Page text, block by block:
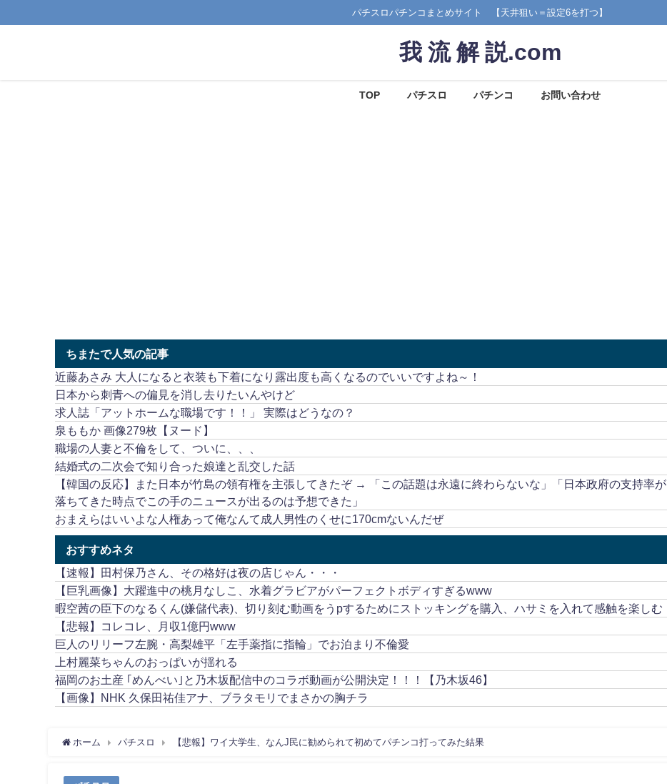
パチスロパチンコまとめサイト 【天井狙い＝設定6を打つ】
我 流 解 説.com
TOP パチスロ パチンコ お問い合わせ
ちまたで人気の記事
近藤あさみ 大人になると衣装も下着になり露出度も高くなるのでいいですよね～！
日本から刺青への偏見を消し去りたいんやけど
求人誌「アットホームな職場です！！」 実際はどうなの？
泉ももか 画像279枚【ヌード】
職場の人妻と不倫をして、ついに、、、
結婚式の二次会で知り合った娘達と乱交した話
【韓国の反応】また日本が竹島の領有権を主張してきたぞ → 「この話題は永遠に終わらないな」「日本政府の支持率が
落ちてきた時点でこの手のニュースが出るのは予想できた」
おまえらはいいよな人権あって俺なんて成人男性のくせに170cmないんだぜ
おすすめネタ
【速報】田村保乃さん、その格好は夜の店じゃん・・・
【巨乳画像】大躍進中の桃月なしこ、水着グラビアがパーフェクトボディすぎるwww
暇空茜の臣下のなるくん(嫌儲代表)、切り刻む動画をうpするためにストッキングを購入、ハサミを入れて感触を楽しむ
【悲報】コレコレ、月収1億円www
巨人のリリーフ左腕・高梨雄平「左手薬指に指輪」でお泊まり不倫愛
上村麗菜ちゃんのおっぱいが揺れる
福岡のお土産 ｢めんべい｣と乃木坂配信中のコラボ動画が公開決定！！！【乃木坂46】
【画像】NHK 久保田祐佳アナ、ブラタモリでまさかの胸チラ
ホーム パチスロ 【悲報】ワイ大学生、なんJ民に勧められて初めてパチンコ打ってみた結果